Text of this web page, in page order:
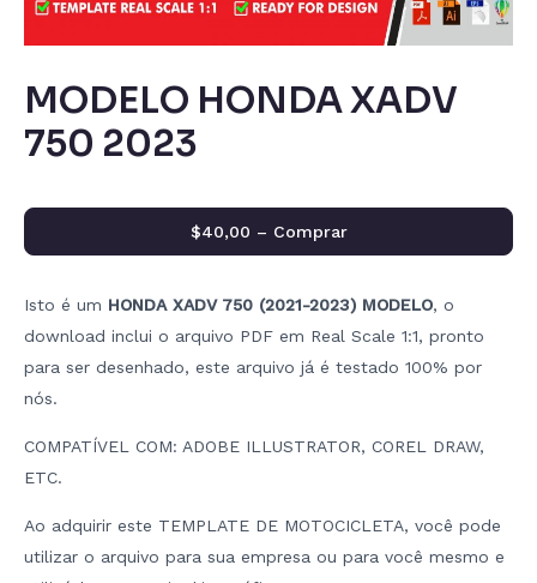
MODELO HONDA XADV
750 2023
Isto é um HONDA XADV 750 (2021-2023) MODELO, o
download inclui o arquivo PDF em Real Scale 1:1, pronto
para ser desenhado, este arquivo já é testado 100% por
nós.
COMPATÍVEL COM: ADOBE ILLUSTRATOR, COREL DRAW,
ETC.
Ao adquirir este TEMPLATE DE MOTOCICLETA, você pode
utilizar o arquivo para sua empresa ou para você mesmo e
$40,00 – Comprar